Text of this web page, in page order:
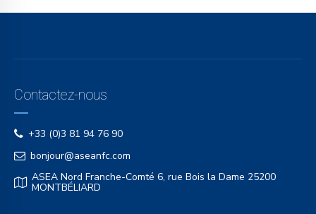
Contactez-nous
+33 (0)3 81 94 76 90
bonjour@aseanfc.com
ASEA Nord Franche-Comté 6, rue Bois la Dame 25200
MONTBÉLIARD